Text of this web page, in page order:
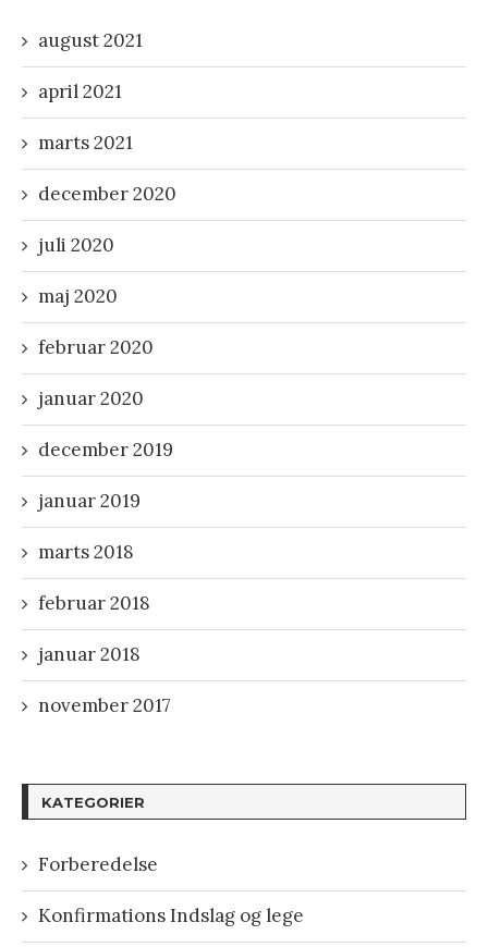
august 2021
april 2021
marts 2021
december 2020
juli 2020
maj 2020
februar 2020
januar 2020
december 2019
januar 2019
marts 2018
februar 2018
januar 2018
november 2017
KATEGORIER
Forberedelse
Konfirmations Indslag og lege